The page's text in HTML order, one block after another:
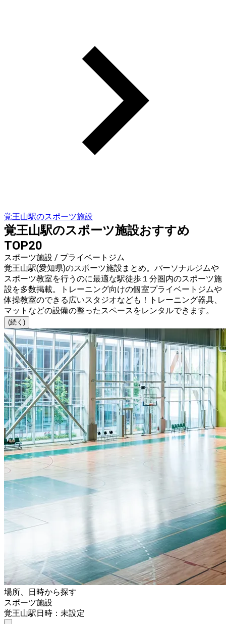
覚王山駅のスポーツ施設
覚王山駅のスポーツ施設おすすめ
TOP20
スポーツ施設 / プライベートジム
覚王山駅(愛知県)のスポーツ施設まとめ。パーソナルジムや
スポーツ教室を行うのに最適な駅徒歩１分圏内のスポーツ施
設を多数掲載。トレーニング向けの個室プライベートジムや
体操教室のできる広いスタジオなども！トレーニング器具、
マットなどの設備の整ったスペースをレンタルできます。
(続く)
場所、日時から探す
スポーツ施設
覚王山駅日時：未設定